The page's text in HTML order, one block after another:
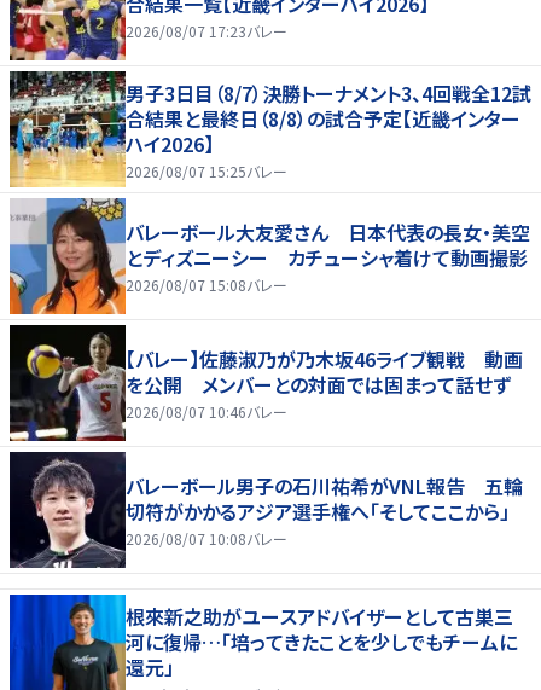
2026/08/07 17:23バレー
男子3日目（8/7）決勝トーナメント3、4回戦全12試
合結果と最終日（8/8）の試合予定【近畿インター
ハイ2026】
2026/08/07 15:25バレー
バレーボール大友愛さん 日本代表の長女・美空
とディズニーシー カチューシャ着けて動画撮影
2026/08/07 15:08バレー
【バレー】佐藤淑乃が乃木坂46ライブ観戦 動画
を公開 メンバーとの対面では固まって話せず
2026/08/07 10:46バレー
バレーボール男子の石川祐希がVNL報告 五輪
切符がかかるアジア選手権へ「そしてここから」
2026/08/07 10:08バレー
根來新之助がユースアドバイザーとして古巣三
河に復帰…「培ってきたことを少しでもチームに
還元」